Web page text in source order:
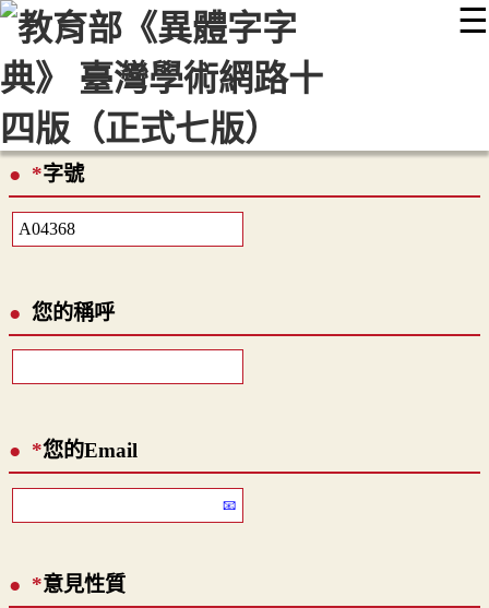
☰
::: 最新消息 常見問題 編輯說明
顯示模式
*字號
您的稱呼
*您的Email
*意見性質